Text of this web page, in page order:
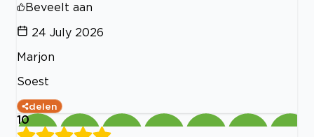
Beveelt aan
24 July 2026
Marjon
Soest
delen
10